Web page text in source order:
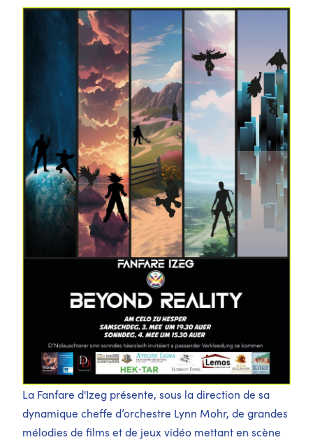
La Fanfare d'Izeg présente, sous la direction de sa
dynamique cheffe d’orchestre Lynn Mohr, de grandes
mélodies de films et de jeux vidéo mettant en scène